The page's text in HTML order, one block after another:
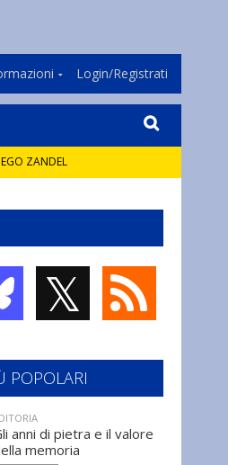
Login/Registrati
ZANDEL
𝕏
POPOLARI
anni di pietra e il valore
memoria